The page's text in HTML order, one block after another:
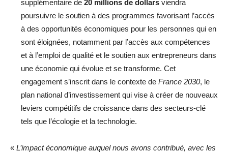
supplémentaire de 20 millions de dollars viendra
poursuivre le soutien à des programmes favorisant l’accès
à des opportunités économiques pour les personnes qui en
sont éloignées, notamment par l’accès aux compétences
et à l’emploi de qualité et le soutien aux entrepreneurs dans
une économie qui évolue et se transforme. Cet
engagement s’inscrit dans le contexte de France 2030, le
plan national d’investissement qui vise à créer de nouveaux
leviers compétitifs de croissance dans des secteurs-clé
tels que l’écologie et la technologie.
« L’impact économique auquel nous avons contribué, avec les